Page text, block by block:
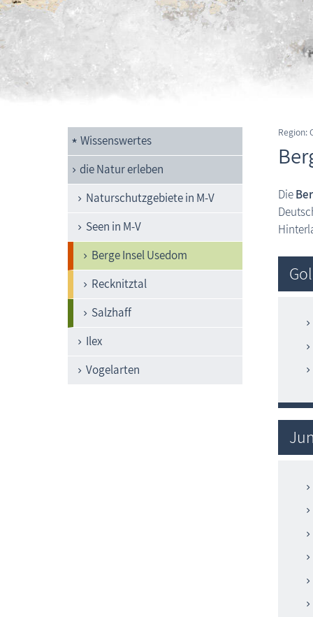
Wissenswertes
die Natur erleben
Naturschutzgebiete in M-V
Seen in M-V
Berge Insel Usedom
Recknitztal
Salzhaff
Ilex
Vogelarten
Die